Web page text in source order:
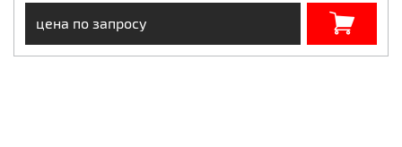
цена по запросу